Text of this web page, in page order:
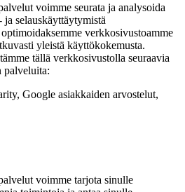
voimme seurata ja analysoida
selauskäyttäytymistä
verkkosivustoamme
yleistä käyttökokemusta.
tällä verkkosivustolla seuraavia
palveluita:
Google asiakkaiden arvostelut,
voimme tarjota sinulle